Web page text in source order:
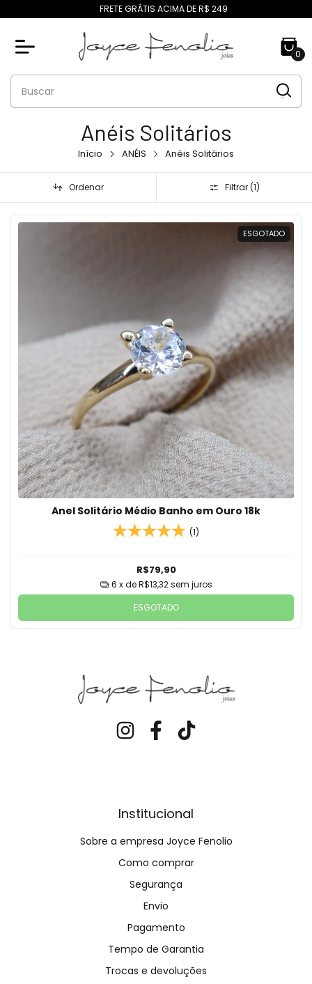
FRETE GRÁTIS ACIMA DE R$ 249
0
Anéis Solitários
Início ANÉIS Anéis Solitários
Ordenar Filtrar (1)
ESGOTADO
Anel Solitário Médio Banho em Ouro 18k
(1)
R$79,90
6 x deR$13,32 sem juros
ESGOTADO
Institucional
Sobre a empresa Joyce Fenolio
Como comprar
Segurança
Envio
Pagamento
Tempo de Garantia
Trocas e devoluções